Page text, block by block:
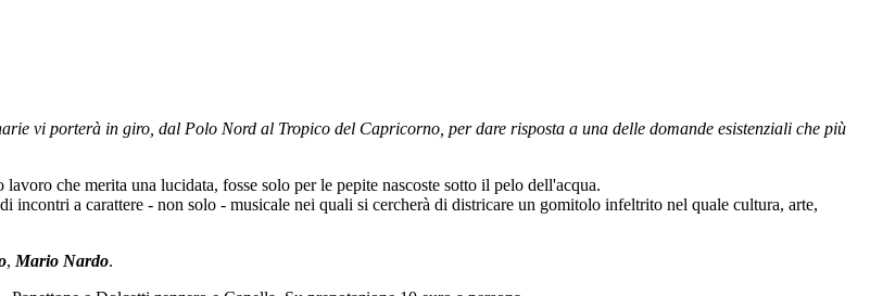
vi porterà in giro, dal Polo Nord al Tropico del Capricorno, per dare risposta a una delle domande esistenziali che più
che merita una lucidata, fosse solo per le pepite nascoste sotto il pelo dell'acqua.
incontri a carattere - non solo - musicale nei quali si cercherà di districare un gomitolo infeltrito nel quale cultura, arte,
, Mario Nardo.